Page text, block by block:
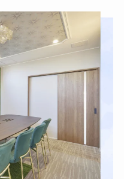
活かし、皆様のご要
託、会社設立、法
対応していますの
0011
・日・祝は要予約 )